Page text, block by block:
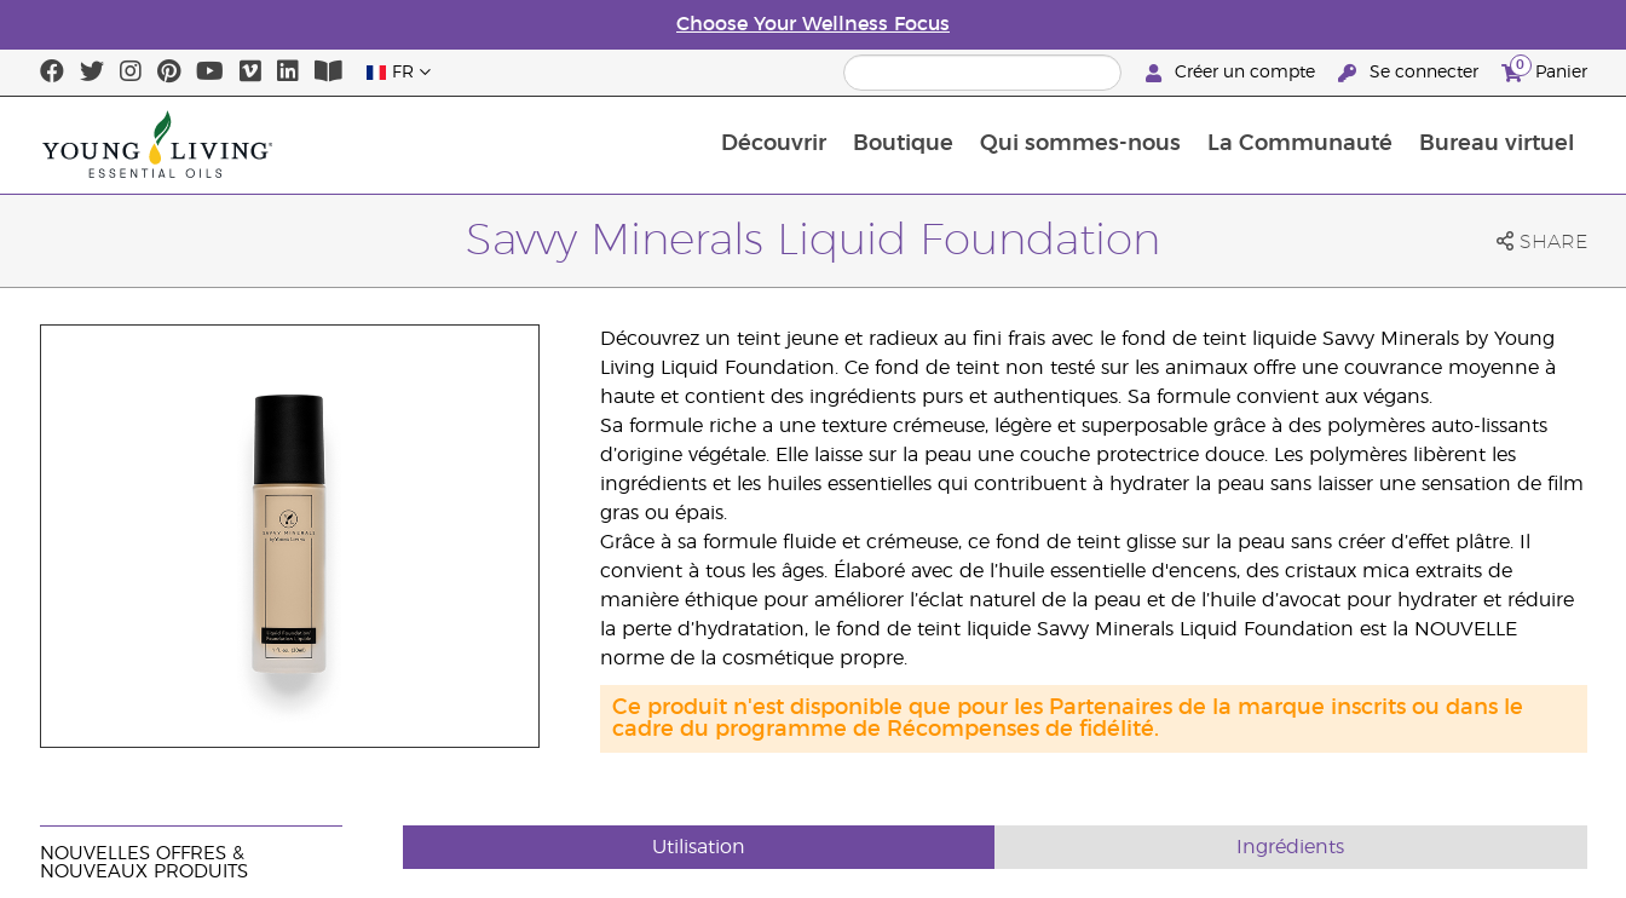
Choose Your Wellness Focus
FR Créer un compte Se connecter 0 Panier
Découvrir Boutique Qui sommes-nous La Communauté Bureau virtuel
Savvy Minerals Liquid Foundation SHARE
Découvrez un teint jeune et radieux au fini frais avec le fond de teint liquide Savvy Minerals by Young
Living Liquid Foundation. Ce fond de teint non testé sur les animaux offre une couvrance moyenne à
haute et contient des ingrédients purs et authentiques. Sa formule convient aux végans.
Sa formule riche a une texture crémeuse, légère et superposable grâce à des polymères auto-lissants
d’origine végétale. Elle laisse sur la peau une couche protectrice douce. Les polymères libèrent les
ingrédients et les huiles essentielles qui contribuent à hydrater la peau sans laisser une sensation de film
gras ou épais.
Grâce à sa formule fluide et crémeuse, ce fond de teint glisse sur la peau sans créer d’effet plâtre. Il
convient à tous les âges. Élaboré avec de l’huile essentielle d'encens, des cristaux mica extraits de
manière éthique pour améliorer l’éclat naturel de la peau et de l’huile d’avocat pour hydrater et réduire
la perte d’hydratation, le fond de teint liquide Savvy Minerals Liquid Foundation est la NOUVELLE
norme de la cosmétique propre.
Ce produit n'est disponible que pour les Partenaires de la marque inscrits ou dans le
cadre du programme de Récompenses de fidélité.
NOUVELLES OFFRES &
NOUVEAUX PRODUITS
Utilisation Ingrédients